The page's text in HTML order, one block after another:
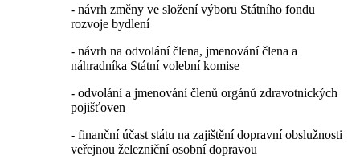
- návrh změny ve složení výboru Státního fondu
rozvoje bydlení
- návrh na odvolání člena, jmenování člena a
náhradníka Státní volební komise
- odvolání a jmenování členů orgánů zdravotnických
pojišťoven
- finanční účast státu na zajištění dopravní obslužnosti
veřejnou železniční osobní dopravou